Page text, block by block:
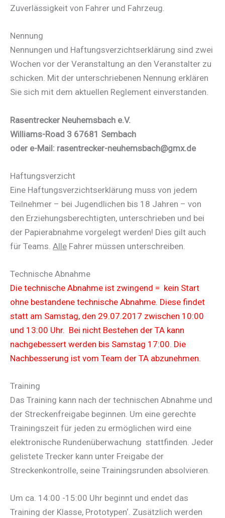
Zuverlässigkeit von Fahrer und Fahrzeug.
Nennung
Nennungen und Haftungsverzichtserklärung sind zwei
Wochen vor der Veranstaltung an den Veranstalter zu
schicken. Mit der unterschriebenen Nennung erklären
Sie sich mit dem aktuellen Reglement einverstanden.
Rasentrecker Neuhemsbach e.V.
Williams-Road 3 67681 Sembach
oder e-Mail: rasentrecker-neuhemsbach@gmx.de
Haftungsverzicht
Eine Haftungsverzichtserklärung muss von jedem
Teilnehmer – bei Jugendlichen bis 18 Jahren – von
den Erziehungsberechtigten, unterschrieben und bei
der Papierabnahme vorgelegt werden! Dies gilt auch
für Teams. Alle Fahrer müssen unterschreiben.
Technische Abnahme
Die technische Abnahme ist zwingend = kein Start
ohne bestandene technische Abnahme. Diese findet
statt am Samstag, den 29.07.2017 zwischen 10:00
und 13:00 Uhr. Bei nicht Bestehen der TA kann
nachgebessert werden bis Samstag 17:00. Die
Nachbesserung ist vom Team der TA abzunehmen.
Training
Das Training kann nach der technischen Abnahme und
der Streckenfreigabe beginnen. Um eine gerechte
Trainingszeit für jeden zu ermöglichen wird eine
elektronische Rundenüberwachung stattfinden. Jeder
gelistete Trecker kann unter Freigabe der
Streckenkontrolle, seine Trainingsrunden absolvieren.
Um ca. 14:00 -15:00 Uhr beginnt und endet das
Training der Klasse, Prototypen‘. Zusätzlich werden